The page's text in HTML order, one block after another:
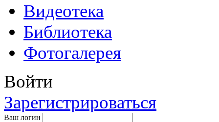
Видеотека
Библиотека
Фотогалерея
Войти
Зарегистрироваться
Ваш логин